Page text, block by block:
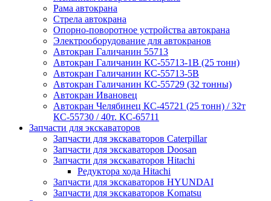
Рама автокрана
Стрела автокрана
Опорно-поворотное устройства автокрана
Электрооборудование для автокранов
Автокран Галичанин 55713
Автокран Галичанин КС-55713-1В (25 тонн)
Автокран Галичанин КС-55713-5В
Автокран Галичанин КС-55729 (32 тонны)
Автокран Ивановец
Автокран Челябинец КС-45721 (25 тонн) / 32т
КС-55730 / 40т. КС-65711
Запчасти для экскаваторов
Запчасти для экскаваторов Caterpillar
Запчасти для экскаваторов Doosan
Запчасти для экскаваторов Hitachi
Редуктора хода Hitachi
Запчасти для экскаваторов HYUNDAI
Запчасти для экскаваторов Komatsu